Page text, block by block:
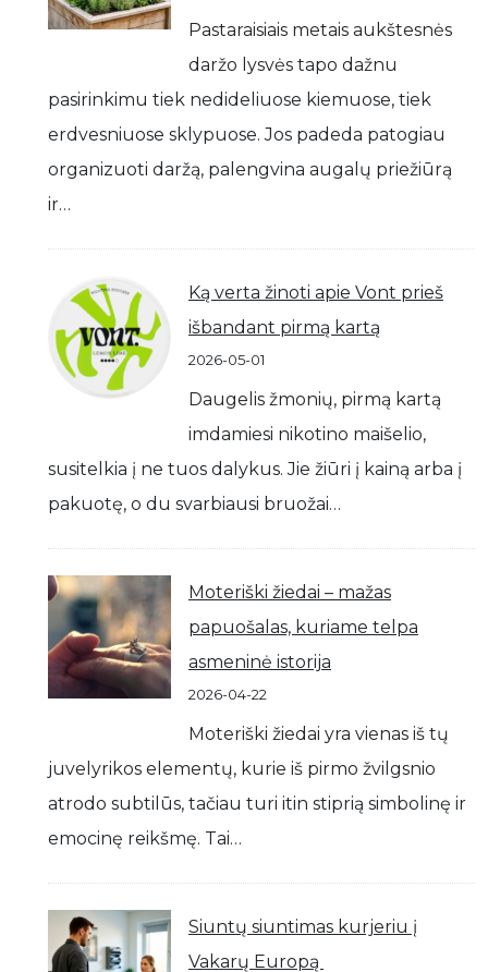
Pastaraisiais metais aukštesnės
daržo lysvės tapo dažnu
pasirinkimu tiek nedideliuose kiemuose, tiek
erdvesniuose sklypuose. Jos padeda patogiau
organizuoti daržą, palengvina augalų priežiūrą
ir…
Ką verta žinoti apie Vont prieš
išbandant pirmą kartą
2026-05-01
Daugelis žmonių, pirmą kartą
imdamiesi nikotino maišelio,
susitelkia į ne tuos dalykus. Jie žiūri į kainą arba į
pakuotę, o du svarbiausi bruožai…
Moteriški žiedai – mažas
papuošalas, kuriame telpa
asmeninė istorija
2026-04-22
Moteriški žiedai yra vienas iš tų
juvelyrikos elementų, kurie iš pirmo žvilgsnio
atrodo subtilūs, tačiau turi itin stiprią simbolinę ir
emocinę reikšmę. Tai…
Siuntų siuntimas kurjeriu į
Vakarų Europą